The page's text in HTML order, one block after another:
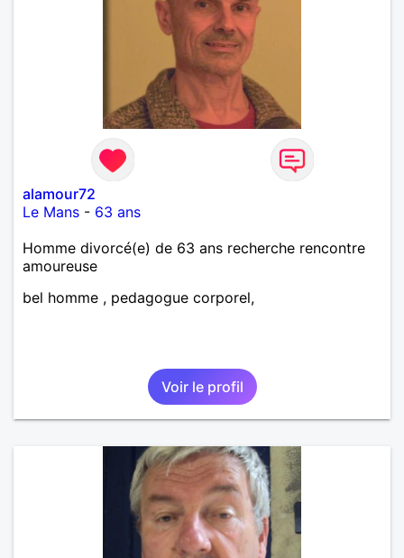
alamour72
Le Mans - 63 ans
Homme divorcé(e) de 63 ans recherche rencontre
amoureuse
bel homme , pedagogue corporel,
Voir le profil